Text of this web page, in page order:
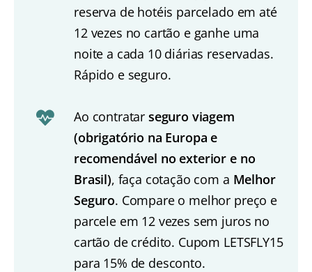
reserva de hotéis parcelado em até
12 vezes no cartão e ganhe uma
noite a cada 10 diárias reservadas.
Rápido e seguro.
Ao contratar seguro viagem
(obrigatório na Europa e
recomendável no exterior e no
Brasil), faça cotação com a Melhor
Seguro. Compare o melhor preço e
parcele em 12 vezes sem juros no
cartão de crédito. Cupom LETSFLY15
para 15% de desconto.